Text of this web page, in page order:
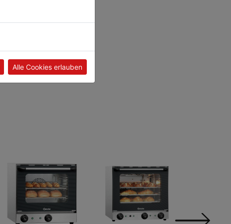
Alle Cookies erlauben